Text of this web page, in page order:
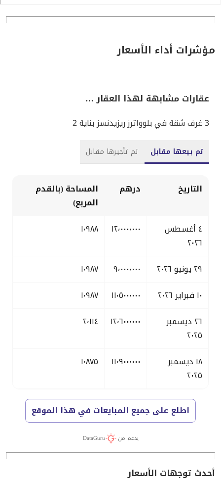
مؤشرات أداء الأسعار
عقارات مشابهة لهذا العقار …
3 غرف شقة في بلوواترز ريزيدنسز بناية 2
تم بيعها مقابل تم تأجيرها مقابل
التاريخ درهم
المساحة (بالقدم
المربع)
٤ أغسطس
٢٠٢٦
١٢٬٠٠٠٬٠٠٠ ١٬٩٨٨
٢٩ يونيو ٢٠٢٦ ٩٬٠٠٠٬٠٠٠
١٬٩٨٧
١٠ فبراير ٢٠٢٦
١١٬٥٠٠٬٠٠٠
١٬٩٨٧
٢٦ ديسمبر
٢٠٢٥
١٢٬٦٠٠٬٠٠٠ ٢٬١١٤
١٨ ديسمبر
٢٠٢٥
١١٬٩٠٠٬٠٠٠ ١٬٨٧٥
اطلع على جميع المبايعات في هذا الموقع
بدعم من DataGuru
أحدث توجهات الأسعار